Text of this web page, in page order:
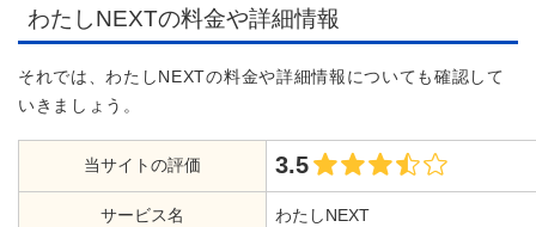
わたしNEXTの料金や詳細情報
それでは、わたしNEXTの料金や詳細情報についても確認して
いきましょう。
当サイトの評価 3.5
サービス名 わたしNEXT